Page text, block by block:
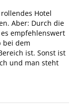
Hotel
Aber: Durch die
empfehlenswert
bei dem
ist. Sonst ist
und man steht